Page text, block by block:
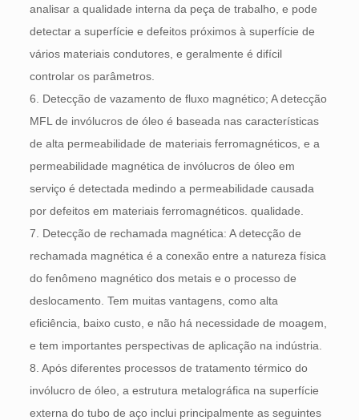
analisar a qualidade interna da peça de trabalho, e pode
detectar a superfície e defeitos próximos à superfície de
vários materiais condutores, e geralmente é difícil
controlar os parâmetros.
6. Detecção de vazamento de fluxo magnético; A detecção
MFL de invólucros de óleo é baseada nas características
de alta permeabilidade de materiais ferromagnéticos, e a
permeabilidade magnética de invólucros de óleo em
serviço é detectada medindo a permeabilidade causada
por defeitos em materiais ferromagnéticos. qualidade.
7. Detecção de rechamada magnética: A detecção de
rechamada magnética é a conexão entre a natureza física
do fenômeno magnético dos metais e o processo de
deslocamento. Tem muitas vantagens, como alta
eficiência, baixo custo, e não há necessidade de moagem,
e tem importantes perspectivas de aplicação na indústria.
8. Após diferentes processos de tratamento térmico do
invólucro de óleo, a estrutura metalográfica na superfície
externa do tubo de aço inclui principalmente as seguintes